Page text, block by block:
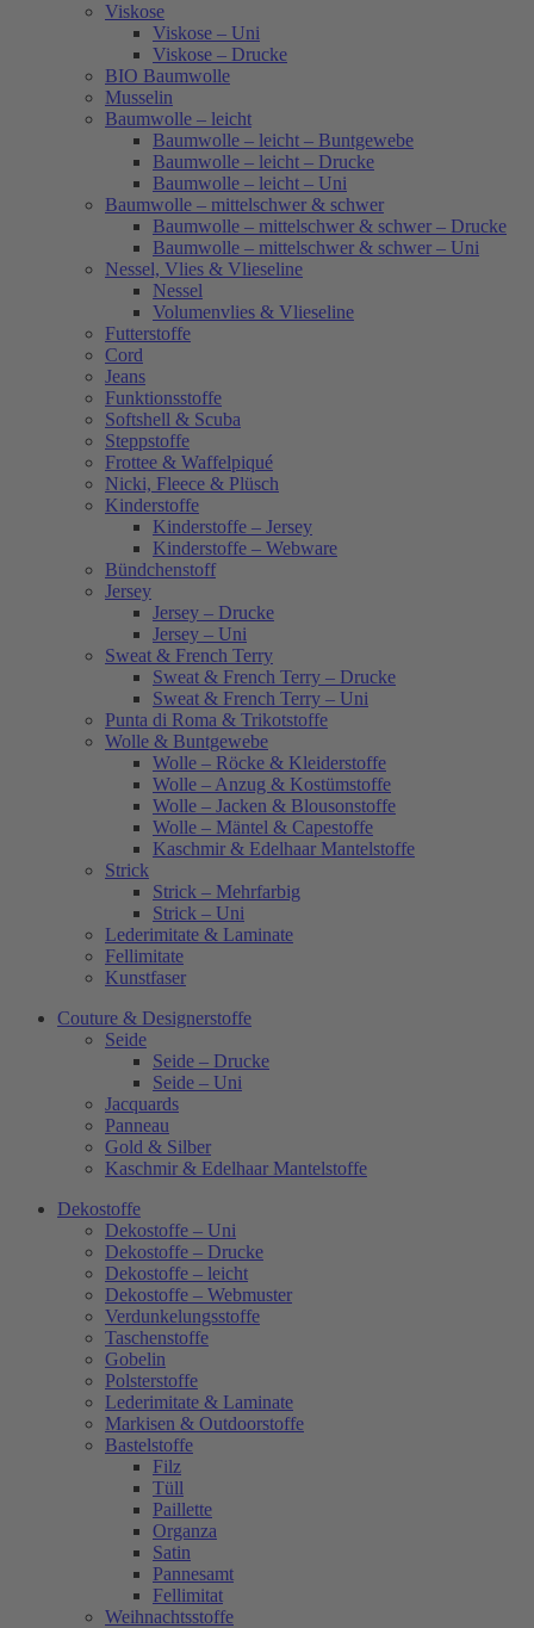
Viskose
Viskose – Uni
Viskose – Drucke
BIO Baumwolle
Musselin
Baumwolle – leicht
Baumwolle – leicht – Buntgewebe
Baumwolle – leicht – Drucke
Baumwolle – leicht – Uni
Baumwolle – mittelschwer & schwer
Baumwolle – mittelschwer & schwer – Drucke
Baumwolle – mittelschwer & schwer – Uni
Nessel, Vlies & Vlieseline
Nessel
Volumenvlies & Vlieseline
Futterstoffe
Cord
Jeans
Funktionsstoffe
Softshell & Scuba
Steppstoffe
Frottee & Waffelpiqué
Nicki, Fleece & Plüsch
Kinderstoffe
Kinderstoffe – Jersey
Kinderstoffe – Webware
Bündchenstoff
Jersey
Jersey – Drucke
Jersey – Uni
Sweat & French Terry
Sweat & French Terry – Drucke
Sweat & French Terry – Uni
Punta di Roma & Trikotstoffe
Wolle & Buntgewebe
Wolle – Röcke & Kleiderstoffe
Wolle – Anzug & Kostümstoffe
Wolle – Jacken & Blousonstoffe
Wolle – Mäntel & Capestoffe
Kaschmir & Edelhaar Mantelstoffe
Strick
Strick – Mehrfarbig
Strick – Uni
Lederimitate & Laminate
Fellimitate
Kunstfaser
Couture & Designerstoffe
Seide
Seide – Drucke
Seide – Uni
Jacquards
Panneau
Gold & Silber
Kaschmir & Edelhaar Mantelstoffe
Dekostoffe
Dekostoffe – Uni
Dekostoffe – Drucke
Dekostoffe – leicht
Dekostoffe – Webmuster
Verdunkelungsstoffe
Taschenstoffe
Gobelin
Polsterstoffe
Lederimitate & Laminate
Markisen & Outdoorstoffe
Bastelstoffe
Filz
Tüll
Paillette
Organza
Satin
Pannesamt
Fellimitat
Weihnachtsstoffe